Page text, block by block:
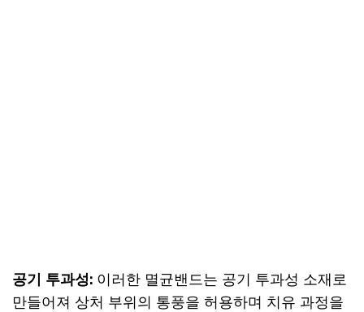
공기 투과성: 이러한 멸균밴드는 공기 투과성 소재로
만들어져 상처 부위의 통풍을 허용하며 치유 과정을